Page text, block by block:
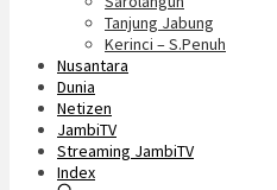
Tanjung Jabung
Kerinci – S.Penuh
Nusantara
Dunia
Netizen
JambiTV
Streaming JambiTV
Index